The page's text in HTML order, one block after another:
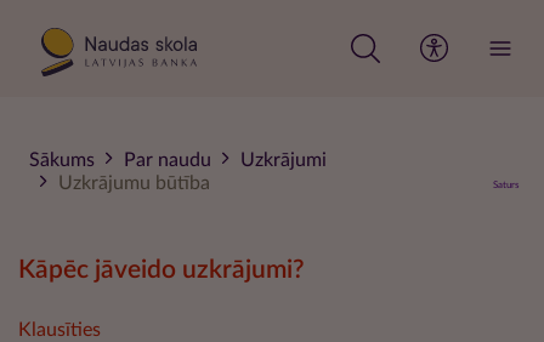
Sākums Par naudu
Uzkrājumi
Uzkrājumu būtība
Saturs
Kāpēc jāveido uzkrājumi?
Klausīties